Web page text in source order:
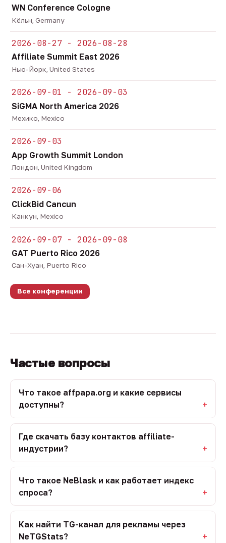
WN Conference Cologne
Кёльн, Germany
2026-08-27 - 2026-08-28
Affiliate Summit East 2026
Нью-Йорк, United States
2026-09-01 - 2026-09-03
SiGMA North America 2026
Мехико, Mexico
2026-09-03
App Growth Summit London
Лондон, United Kingdom
2026-09-06
ClickBid Cancun
Канкун, Mexico
2026-09-07 - 2026-09-08
GAT Puerto Rico 2026
Сан-Хуан, Puerto Rico
Все конференции
Частые вопросы
Что такое affpapa.org и какие сервисы
доступны?
Где скачать базу контактов affiliate-
индустрии?
Что такое NeBlask и как работает индекс
спроса?
Как найти TG-канал для рекламы через
NeTGStats?